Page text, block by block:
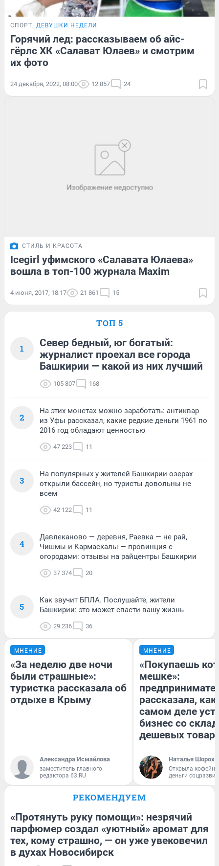
СПОРТ ДЕВУШКИ НЕДЕЛИ
Горячий лед: рассказываем об айс-
гёрлс ХК «Салават Юлаев» и смотрим
их фото
24 декабря, 2022, 08:00 12 857 24
СТИЛЬ И КРАСОТА
Icegirl уфимского «Салавата Юлаева»
вошла в топ-100 журнала Maxim
4 июня, 2017, 18:17 21 861 15
ТОП 5
1
Север бедный, юг богатый:
журналист проехал все города
Башкирии — какой из них лучший
105 807 168
2
На этих монетах можно заработать: антиквар
из Уфы рассказал, какие редкие деньги 1961 по
2016 год обладают ценностью
47 223 11
3
На популярных у жителей Башкирии озерах
открыли бассейн, но туристы довольны не
всем
42 122 11
4
Давлеканово — деревня, Раевка — не рай,
Чишмы и Кармаскалы — провинция с
огородами: отзывы на райцентры Башкирии
37 374 20
5
Как звучит БПЛА. Послушайте, жители
Башкирии: это может спасти вашу жизнь
29 236 36
МНЕНИЕ
«За неделю две ночи
были страшные»:
туристка рассказала об
отдыхе в Крыму
Александра Исмайлова
заместитель главного
редактора 63.RU
МНЕНИЕ
«Покупаешь
мешке»:
рассказала, как
самом деле
бизнес со
дешевых
Наталья
Открыла
деньги
РЕКОМЕНДУЕМ
«Протянуть руку помощи»: незрячий
парфюмер создал «уютный» аромат для
тех, кому страшно, — он уже увековечил
в духах Новосибирск